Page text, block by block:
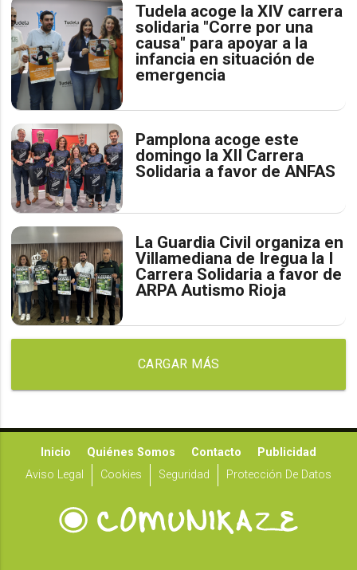
Tudela acoge la XIV carrera
solidaria "Corre por una
causa" para apoyar a la
infancia en situación de
emergencia
Pamplona acoge este
domingo la XII Carrera
Solidaria a favor de ANFAS
La Guardia Civil organiza en
Villamediana de Iregua la I
Carrera Solidaria a favor de
ARPA Autismo Rioja
CARGAR MÁS
Inicio Quiénes Somos Contacto
Publicidad
Aviso Legal
Cookies Seguridad Protección De Datos